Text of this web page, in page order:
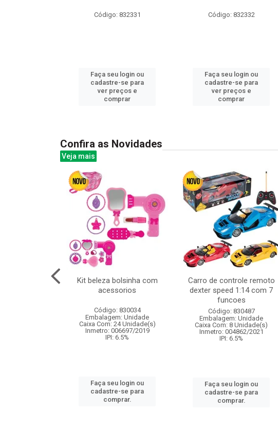
Código: 832331
Faça seu login ou
cadastre-se para
ver preços e
comprar
Código: 832332
Faça seu login ou
cadastre-se para
ver preços e
comprar
Confira as Novidades
Veja mais
Kit beleza bolsinha com
acessorios
Código: 830034
Embalagem: Unidade
Caixa Com: 24 Unidade(s)
Inmetro: 006697/2019
IPI: 6.5%
Faça seu login ou
cadastre-se para
comprar.
Carro de controle remoto
dexter speed 1:14 com 7
funcoes
Código: 830487
Embalagem: Unidade
Caixa Com: 8 Unidade(s)
Inmetro: 004862/2021
IPI: 6.5%
Faça seu login ou
cadastre-se para
comprar.